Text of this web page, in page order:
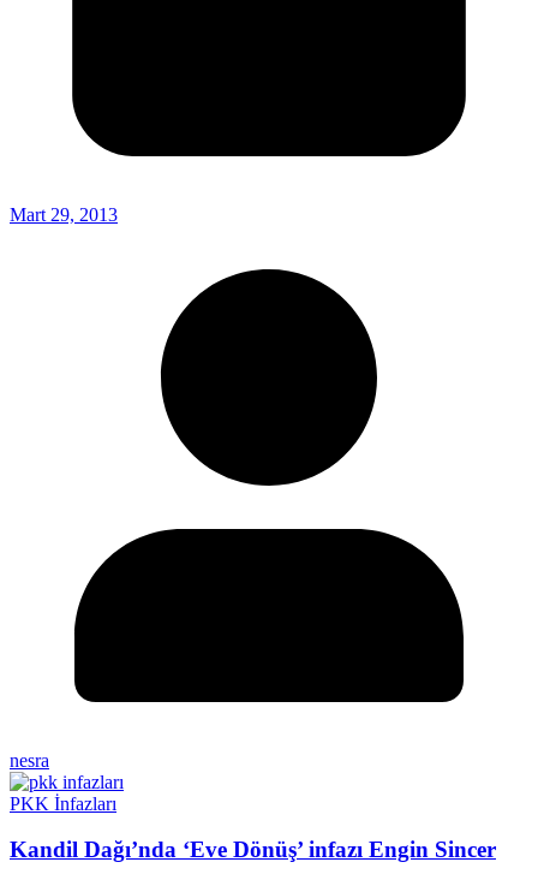
Mart 29, 2013
nesra
PKK İnfazları
Kandil Dağı’nda ‘Eve Dönüş’ infazı Engin Sincer